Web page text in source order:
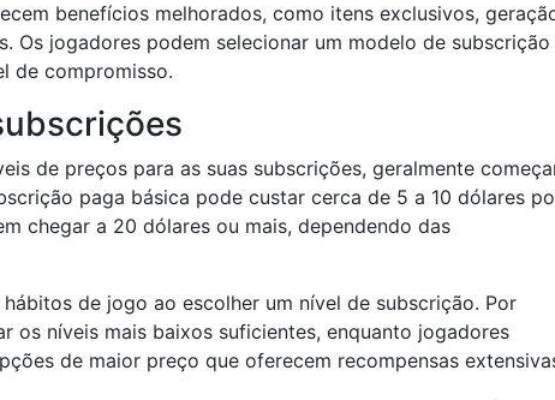
benefícios melhorados, como itens exclusivos,
Os jogadores podem selecionar um modelo de subscrição
de compromisso.
de preços para as suas subscrições, geralmente
paga básica pode custar cerca de 5 a 10 dólares
chegar a 20 dólares ou mais, dependendo das
de jogo ao escolher um nível de subscrição. Por
os níveis mais baixos suficientes, enquanto jogadores
de maior preço que oferecem recompensas